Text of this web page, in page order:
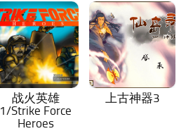
战火英雄
1/Strike Force
Heroes
上古神器3